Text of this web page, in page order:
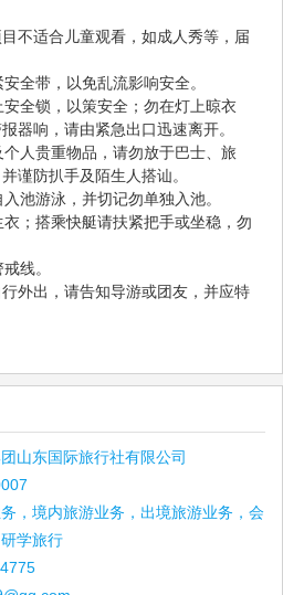
不适合儿童观看，如成人秀等，届
全带，以免乱流影响安全。
全锁，以策安全；勿在灯上晾衣
器响，请由紧急出口迅速离开。
人贵重物品，请勿放于巴士、旅
谨防扒手及陌生人搭讪。
池游泳，并切记勿单独入池。
；搭乘快艇请扶紧把手或坐稳，勿
线。
外出，请告知导游或团友，并应特
山东国际旅行社有限公司
，境内旅游业务，出境旅游业务，会
学旅行